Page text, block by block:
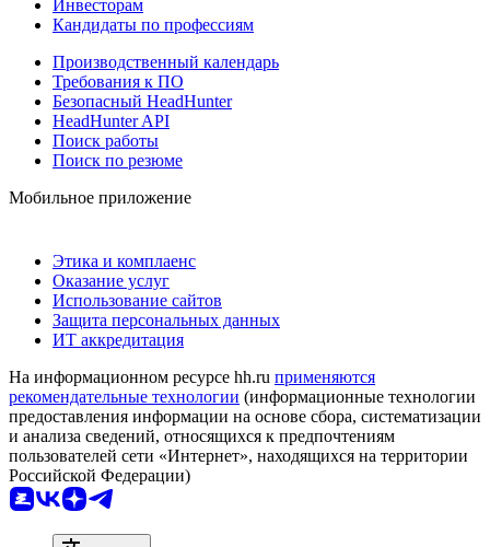
Инвесторам
Кандидаты по профессиям
Производственный календарь
Требования к ПО
Безопасный HeadHunter
HeadHunter API
Поиск работы
Поиск по резюме
Мобильное приложение
Этика и комплаенс
Оказание услуг
Использование сайтов
Защита персональных данных
ИТ аккредитация
На информационном ресурсе hh.ru применяются
рекомендательные технологии (информационные технологии
предоставления информации на основе сбора, систематизации
и анализа сведений, относящихся к предпочтениям
пользователей сети «Интернет», находящихся на территории
Российской Федерации)